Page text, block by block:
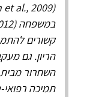
קשורים
הריון. גם
השחרור מבית
תמיכה